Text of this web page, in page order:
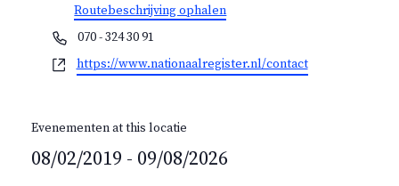
e
Routebeschrijving ophalen
T
e
l
o
o
n
070 - 324 30 91
W
s
t
https://www.nationaalregister.nl/contact
Evenementen at this locatie
08/02/2019 - 09/08/2026